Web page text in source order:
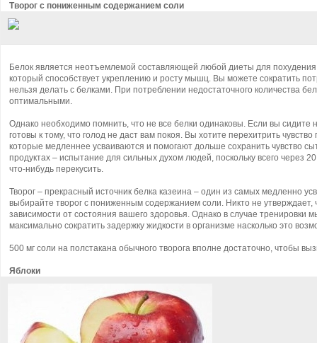
Творог с пониженным содержанием соли
Белок является неотъемлемой составляющей любой диеты для
который способствует укреплению и росту мышц. Вы можете сократить
нельзя делать с белками. При потреблении недостаточного количества
оптимальными.
Однако необходимо помнить, что не все белки одинаковы. Если вы сидите
готовы к тому, что голод не даст вам покоя. Вы хотите перехитрить
которые медленнее усваиваются и помогают дольше сохранить чувство
продуктах – испытание для сильных духом людей, поскольку всего через
что-нибудь перекусить.
Творог – прекрасный источник белка казеина – один из самых медленно
выбирайте творог с пониженным содержанием соли. Никто не утверждает,
зависимости от состояния вашего здоровья. Однако в случае
максимально сократить задержку жидкости в организме насколько это
500 мг соли на полстакана обычного творога вполне достаточно, чтобы
Яблоки